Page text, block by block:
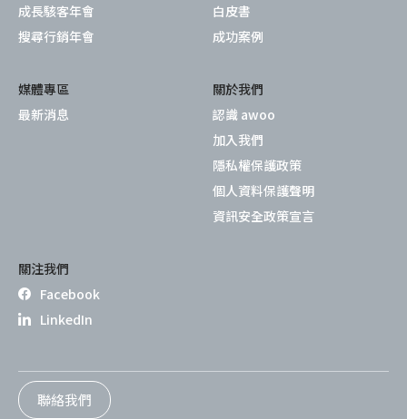
成長駭客年會
搜尋行銷年會
白皮書
成功案例
媒體專區
最新消息
關於我們
認識 awoo
加入我們
隱私權保護政策
個人資料保護聲明
資訊安全政策宣言
關注我們
Facebook
LinkedIn
聯絡我們